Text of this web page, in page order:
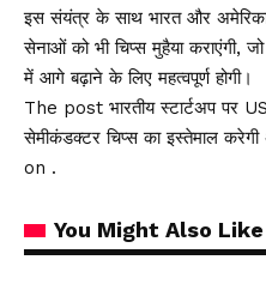
इस संयंत्र के साथ भारत और
सेनाओं को भी चिप्स मुहैया कराएंगी,
में आगे बढ़ाने के लिए महत्वपूर्ण होगी।
The post भारतीय स्टार्टअप पर
सेमीकंडक्टर चिप्स का इस्तेमाल
on .
You Might Also Like